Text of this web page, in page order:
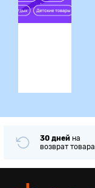
30 дней на
возврат товара